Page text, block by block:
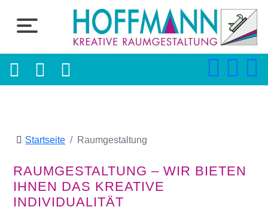
Startseite Raumgestaltung
RAUMGESTALTUNG – WIR BIETEN
IHNEN DAS KREATIVE
INDIVIDUALITÄT